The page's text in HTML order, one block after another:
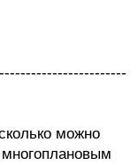
можно